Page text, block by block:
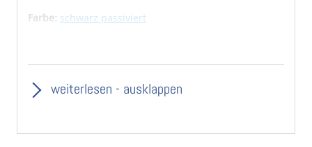
Farbe: schwarz passiviert
Inklusive Befestigungsmaterial (verzinkte
Gewindestifte mit Dübel)
weiterlesen - ausklappen